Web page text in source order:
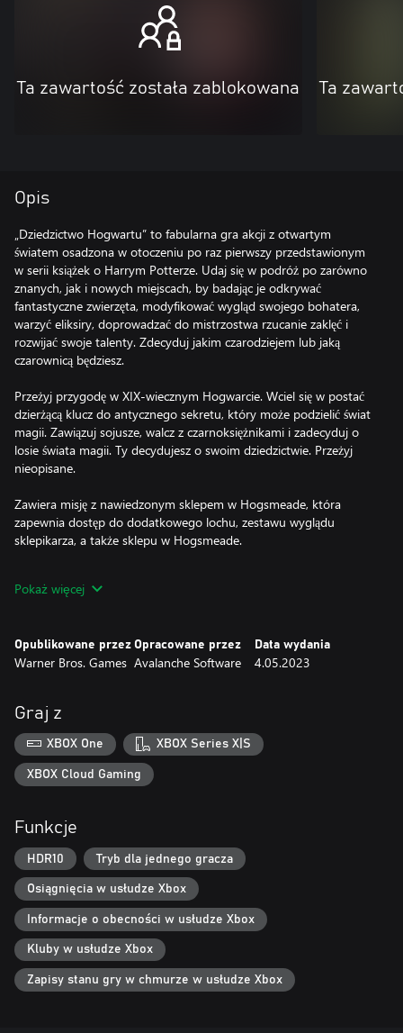
Ta zawartość została zablokowana Ta
Opis
„Dziedzictwo Hogwartu” to fabularna gra akcji z otwartym
światem osadzona w otoczeniu po raz pierwszy przedstawionym
w serii książek o Harrym Potterze. Udaj się w podróż po zarówno
znanych, jak i nowych miejscach, by badając je odkrywać
fantastyczne zwierzęta, modyfikować wygląd swojego bohatera,
warzyć eliksiry, doprowadzać do mistrzostwa rzucanie zaklęć i
rozwijać swoje talenty. Zdecyduj jakim czarodziejem lub jaką
czarownicą będziesz.
Przeżyj przygodę w XIX-wiecznym Hogwarcie. Wciel się w postać
dzierżącą klucz do antycznego sekretu, który może podzielić świat
magii. Zawiązuj sojusze, walcz z czarnoksiężnikami i zadecyduj o
losie świata magii. Ty decydujesz o swoim dziedzictwie. Przeżyj
nieopisane.
Zawiera misję z nawiedzonym sklepem w Hogsmeade, która
zapewnia dostęp do dodatkowego lochu, zestawu wyglądu
sklepikarza, a także sklepu w Hogsmeade.
-Tryb fotograficzny
Nowe elementy kosmetyczne dostępne dla wszystkich graczy:
okulary które przeżyły, strój i płaszcz więźnia Azkabanu,
Jeżeli już posiadasz cyfrową kopię gry na Xbox One, możesz nabyć
cyfrową wersję na Xbox Series X|S za niższą cenę.
Pokaż więcej
Opublikowane przez
Warner Bros. Games
Opracowane przez
Avalanche Software
Data wydania
4.05.2023
Graj z
XBOX One XBOX Series X|S
XBOX Cloud Gaming
Funkcje
HDR10 Tryb dla jednego gracza
Osiągnięcia w usłudze Xbox
Informacje o obecności w usłudze Xbox
Kluby w usłudze Xbox
Zapisy stanu gry w chmurze w usłudze Xbox